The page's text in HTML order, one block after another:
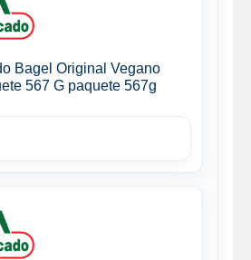
Bagel Original Vegano
567 G paquete 567g